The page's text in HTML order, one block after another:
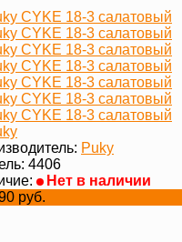
Puky
4406
Нет в наличии
руб.